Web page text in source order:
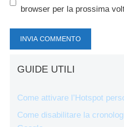
browser per la prossima
GUIDE UTILI
Come attivare l’Hotspot
Come disabilitare la